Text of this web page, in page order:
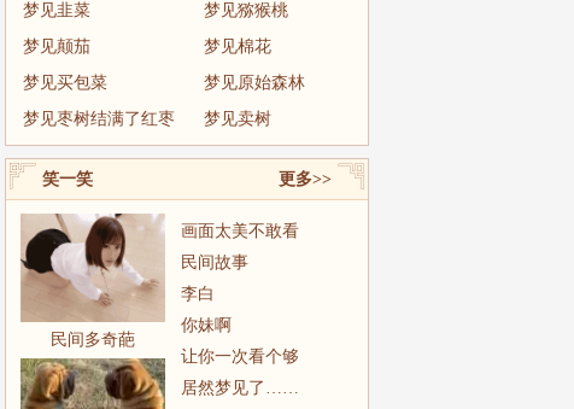
梦见韭菜
梦见猕猴桃
梦见颠茄
梦见棉花
梦见买包菜
梦见原始森林
梦见枣树结满了红枣
梦见卖树
更多>>
笑一笑
民间多奇葩
画面太美不敢看
民间故事
李白
你妹啊
让你一次看个够
居然梦见了……